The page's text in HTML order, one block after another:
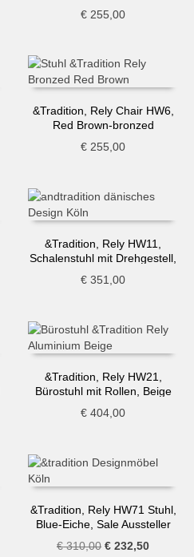
€ 255,00
&Tradition, Rely Chair HW6,
Red Brown-bronzed
€ 255,00
&Tradition, Rely HW11,
Schalenstuhl mit Drehgestell,
hellblau
€ 351,00
&Tradition, Rely HW21,
Bürostuhl mit Rollen, Beige
€ 404,00
&Tradition, Rely HW71 Stuhl,
Blue-Eiche, Sale Aussteller
€310,00 Ursprünglicher
€ 232,50Aktueller